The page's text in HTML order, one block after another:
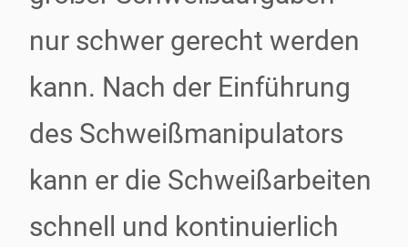
nur schwer gerecht werden
kann. Nach der Einführung
des Schweißmanipulators
kann er die Schweißarbeiten
schnell und kontinuierlich